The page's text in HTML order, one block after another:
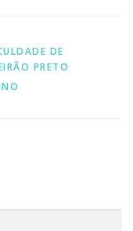
DE
PRETO